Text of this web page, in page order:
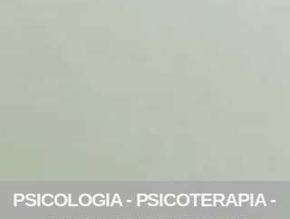
PSICOLOGIA - PSICOTERAPIA -